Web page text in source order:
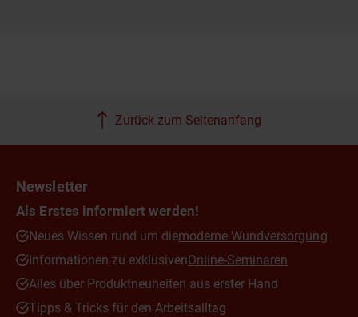
Zurück zum Seitenanfang
Newsletter
Als Erstes informiert werden!
Neues Wissen rund um diemoderne Wundversorgung
Informationen zu exklusivenOnline-Seminaren
Alles über Produktneuheiten aus erster Hand
Tipps & Tricks für den Arbeitsalltag